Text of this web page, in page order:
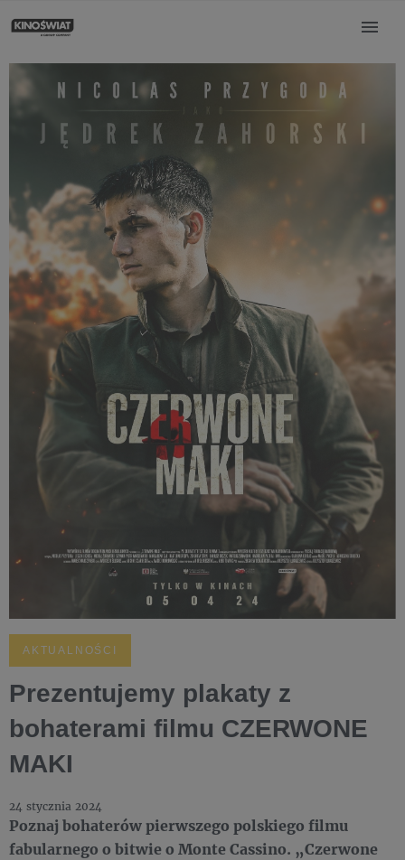
AKTUALNOŚCI
Prezentujemy plakaty z
bohaterami filmu CZERWONE
MAKI
24 stycznia 2024
Poznaj bohaterów pierwszego polskiego filmu
fabularnego o bitwie o Monte Cassino. „Czerwone